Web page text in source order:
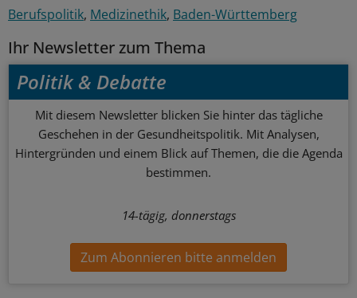
Berufspolitik Medizinethik Baden-Württemberg
Ihr Newsletter zum Thema
Politik & Debatte
Mit diesem Newsletter blicken Sie hinter das tägliche
Geschehen in der Gesundheitspolitik. Mit Analysen,
Hintergründen und einem Blick auf Themen, die die Agenda
bestimmen.
14-tägig, donnerstags
Zum Abonnieren bitte anmelden